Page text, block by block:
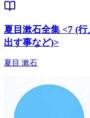
夏目漱石全集 <7 (
出す事など)>
夏目 漱石